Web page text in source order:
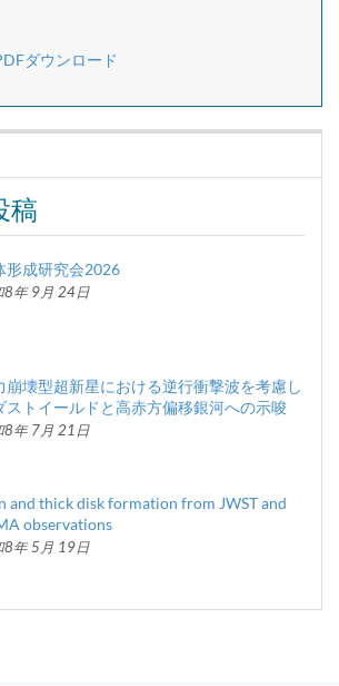
ダウンロード
稿
形成研究会2026
8年 9月 24日
崩壊型超新星における逆行衝撃波を考慮し
ストイールドと高赤方偏移銀河への示唆
8年 7月 21日
and thick disk formation from JWST and
observations
8年 5月 19日